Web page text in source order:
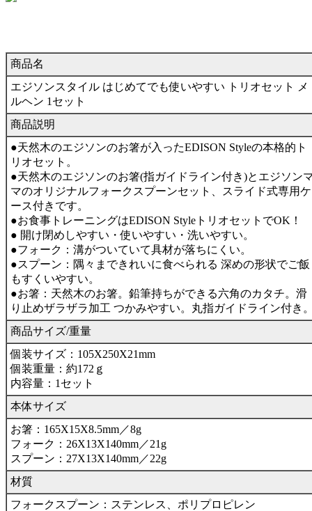
商品名
エジソンスタイル はじめてでも使いやすい トリオセット メ
ルヘン 1セット
商品説明
●天然木のエジソンのお箸が入ったEDISON Styleの本格的ト
リオセット。
●天然木のエジソンのお箸(指ガイドライン付き)とエジソン
マのオリジナルフォークスプーンセット、スライド式専用ケ
ース付きです。
●お食事トレーニングはEDISON StyleトリオセットでOK！
● 開け閉めしやすい・使いやすい・洗いやすい。
●フォーク：溝がついていて具材が落ちにくい。
●スプーン：隅々まできれいに食べられる 深めの形状でご飯
もすくいやすい。
●お箸：天然木のお箸。鉛筆持ちができる六角のカタチ。滑
り止めザラザラ加工 つかみやすい。丸指ガイドライン付き
商品サイズ/重量
個装サイズ：105X250X21mm
個装重量：約172ｇ
内容量：1セット
本体サイズ
お箸：165X15X8.5mm／8g
フォーク：26X13X140mm／21g
スプーン：27X13X140mm／22g
材質
フォークスプーン：ステンレス、ポリプロピレン